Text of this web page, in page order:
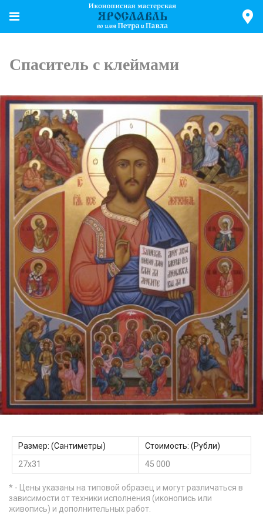
Спаситель с клеймами
Размер: (Сантиметры)
Стоимость: (Рубли)
27х31
45 000
* - Цены указаны на типовой образец и могут различаться в
зависимости от техники исполнения (иконопись или
живопись) и дополнительных работ.